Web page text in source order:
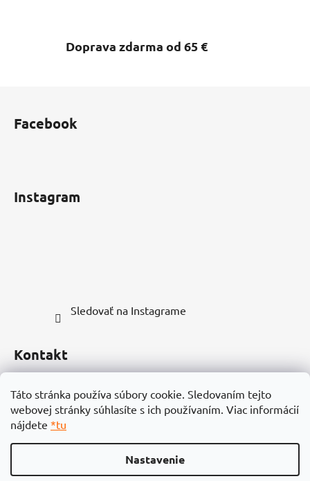
Táto stránka používa súbory cookie. Sledovaním tejto
webovej stránky súhlasíte s ich používaním. Viac informácií
nájdete *tu
Nastavenie
Doprava zdarma od 65 €
Facebook
Instagram
Sledovať na Instagrame
Kontakt
info@ vonia.sk
0949 000799